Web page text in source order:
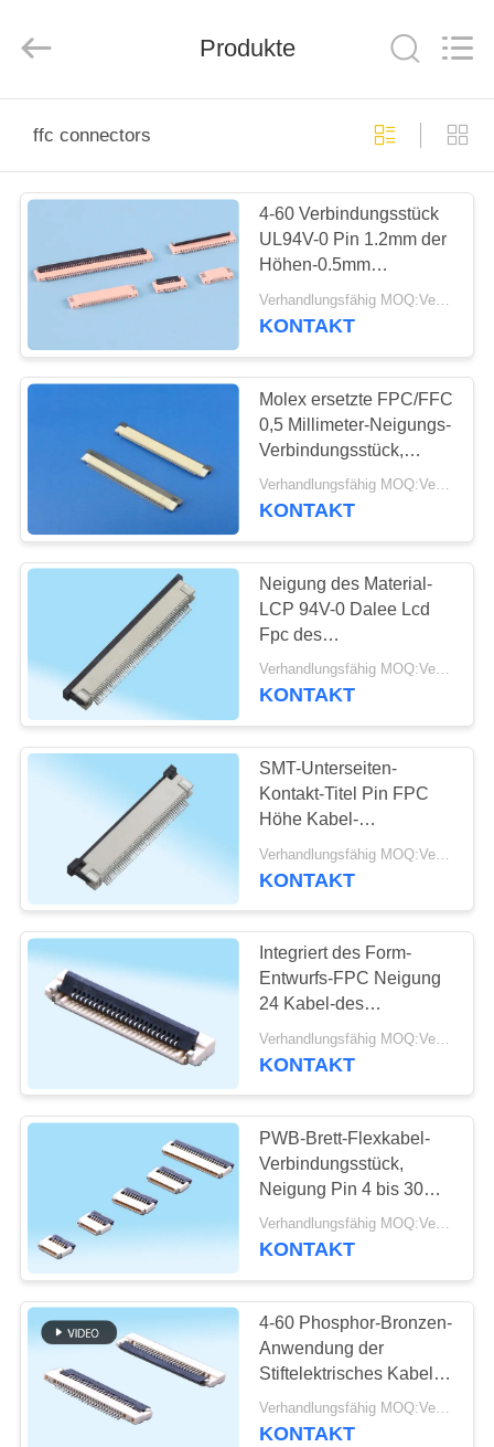
PRODUKTE
ÜBER
UNS
FABRIK-
AUSFLUG
QUALITÄTSKONTROLLE
TRETEN
SIE
IN
VERBINDUNG
FORDERN
ZITAT
NEWS
SITEMAP
PRIVACY
Rights
Reserved.
Produkte
ffc connectors
4-60 Verbindungsstück
UL94V-0 Pin 1.2mm der
Höhen-0.5mm
Neigungs-FPC FFC
Verhandlungsfähig MOQ:Verkäuflich
KONTAKT
Molex ersetzte FPC/FFC
0,5 Millimeter-Neigungs-
Verbindungsstück,
Verbindungsstücke der
gedruckten Schaltung in
Verhandlungsfähig MOQ:Verhandelbar
KONTAKT
Neigung des Material-
LCP 94V-0 Dalee Lcd
Fpc des
Verbindungsstück-0,5
rechtwinkliger HOHER
Verhandlungsfähig MOQ:Verhandelbar
KONTAKT
SMT-Unterseiten-
Kontakt-Titel Pin FPC
Höhe Kabel-
Verbindungsstück
Dalee-Produkt-2.0mm
KONTAKT
Integriert des Form-
Entwurfs-FPC Neigung
24 Kabel-des
Verbindungsstück-
0.5mm Pin
Verhandlungsfähig MOQ:Verhandelbar
KONTAKT
PWB-Brett-Flexkabel-
Verbindungsstück,
Neigung Pin 4 bis 30
des Energie-
Verbindungsstücks
Verhandlungsfähig MOQ:Verhandelbar
KONTAKT
4-60 Phosphor-Bronzen-
Anwendung der
Stiftelektrisches Kabel-
Verbindungsstück-
0.5mm der Neigungs-
Verhandlungsfähig MOQ:Verhandelbar
KONTAKT